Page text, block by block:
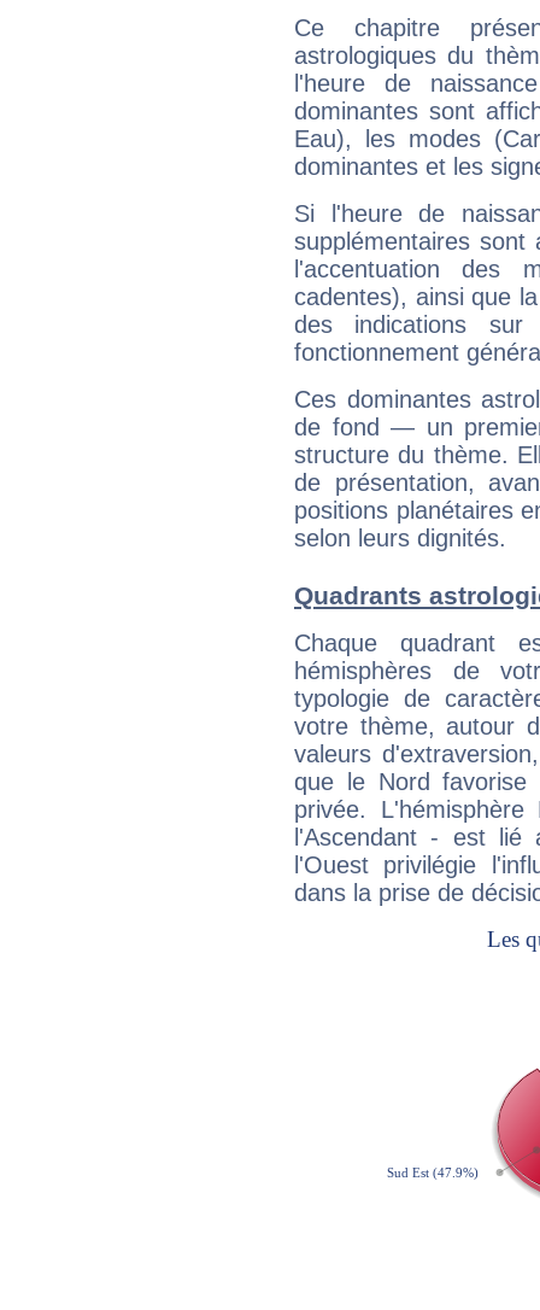
Ce chapitre
astrologiques du
l'heure de
dominantes sont
Eau), les modes
dominantes et les
Si l'heure de
supplémentaires sont
l'accentuation des
cadentes), ainsi que
des indications sur
fonctionnement
Ces dominantes
de fond — un
structure du thème.
de présentation,
positions planétaires
selon leurs dignités.
Quadrants
Chaque quadrant
hémisphères de
typologie de
votre thème, autour
valeurs
que le Nord favorise
privée.
l'Ascendant - est
l'Ouest privilégie
dans la prise de